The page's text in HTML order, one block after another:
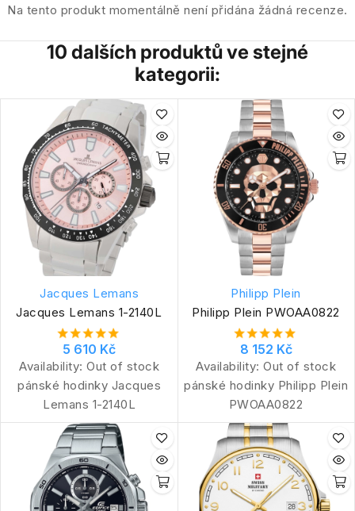
Na tento produkt momentálně není přidána žádná recenze.
10 dalších produktů ve stejné
kategorii:
Jacques Lemans
Jacques Lemans 1-2140L
5 610 Kč
Availability: Out of stock
pánské hodinky Jacques
Lemans 1-2140L
Philipp Plein
Philipp Plein PWOAA0822
8 152 Kč
Availability: Out of stock
pánské hodinky Philipp Plein
PWOAA0822